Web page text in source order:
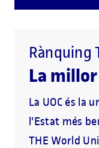
Rànquing
La
La UOC és la
l'Estat més
THE World